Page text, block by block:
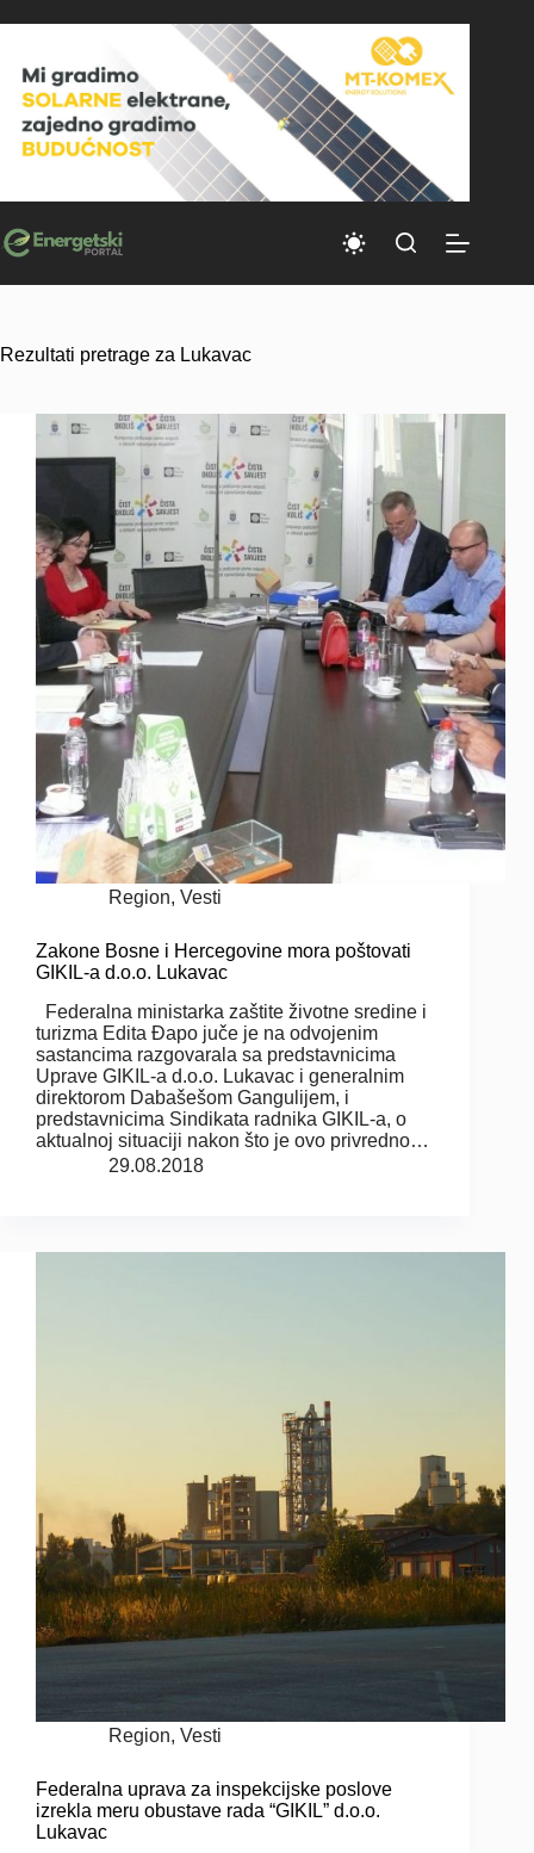
to
Rezultati pretrage za Lukavac
Region, Vesti
Zakone Bosne i Hercegovine mora poštovati
GIKIL-a d.o.o. Lukavac
Federalna ministarka zaštite životne sredine i
turizma Edita Đapo juče je na odvojenim
sastancima razgovarala sa predstavnicima
Uprave GIKIL-a d.o.o. Lukavac i generalnim
direktorom Dabašešom Gangulijem, i
predstavnicima Sindikata radnika GIKIL-a, o
aktualnoj situaciji nakon što je ovo privredno…
29.08.2018
Region, Vesti
Federalna uprava za inspekcijske poslove
izrekla meru obustave rada “GIKIL” d.o.o.
Lukavac